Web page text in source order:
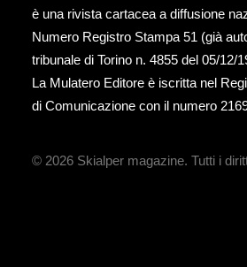
è una rivista cartacea a diffusione
Numero Registro Stampa 51 (già
tribunale di Torino n. 4855 del 05/12/
La Mulatero Editore è iscritta nel
di Comunicazione con il numero
© 2026 Skialper magazine. Tutti i